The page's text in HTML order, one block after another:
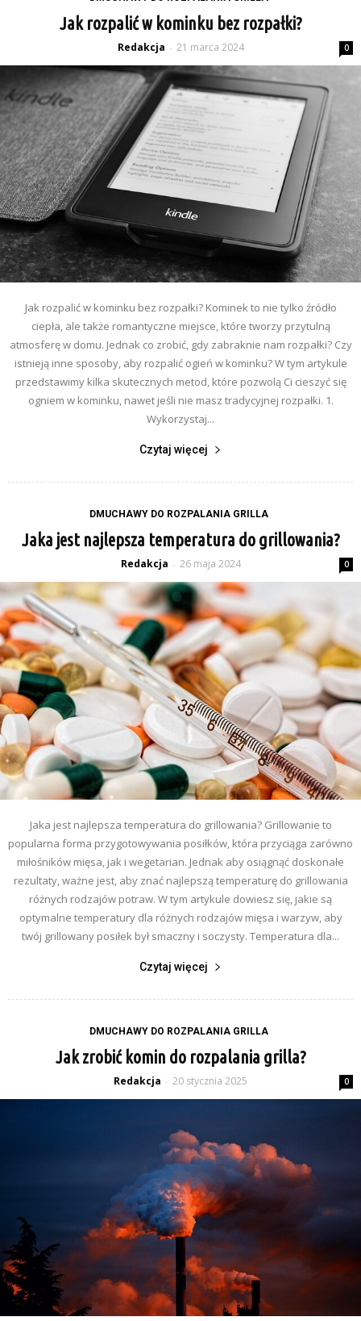
Jak rozpalić w kominku bez rozpałki?
Redakcja - 21 marca 2024 0
Jak rozpalić w kominku bez rozpałki? Kominek to nie tylko źródło
ciepła, ale także romantyczne miejsce, które tworzy przytulną
atmosferę w domu. Jednak co zrobić, gdy zabraknie nam rozpałki? Czy
istnieją inne sposoby, aby rozpalić ogień w kominku? W tym artykule
przedstawimy kilka skutecznych metod, które pozwolą Ci cieszyć się
ogniem w kominku, nawet jeśli nie masz tradycyjnej rozpałki. 1.
Wykorzystaj...
Czytaj więcej
DMUCHAWY DO ROZPALANIA GRILLA
Jaka jest najlepsza temperatura do grillowania?
Redakcja - 26 maja 2024 0
Jaka jest najlepsza temperatura do grillowania? Grillowanie to
popularna forma przygotowywania posiłków, która przyciąga zarówno
miłośników mięsa, jak i wegetarian. Jednak aby osiągnąć doskonałe
rezultaty, ważne jest, aby znać najlepszą temperaturę do grillowania
różnych rodzajów potraw. W tym artykule dowiesz się, jakie są
optymalne temperatury dla różnych rodzajów mięsa i warzyw, aby
twój grillowany posiłek był smaczny i soczysty. Temperatura dla...
Czytaj więcej
DMUCHAWY DO ROZPALANIA GRILLA
Jak zrobić komin do rozpalania grilla?
Redakcja - 20 stycznia 2025 0